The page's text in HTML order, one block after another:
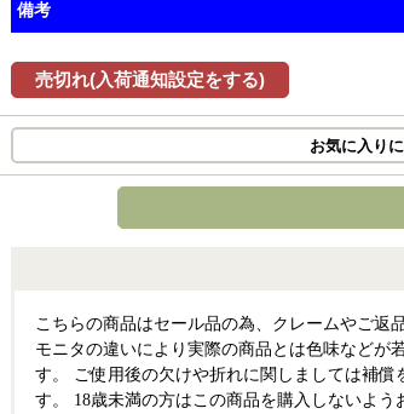
備考
売切れ(入荷通知設定をする)
お気に入り
こちらの商品はセール品の為、クレームやご返
モニタの違いにより実際の商品とは色味などが
す。 ご使用後の欠けや折れに関しましては補
す。 18歳未満の方はこの商品を購入しないよう